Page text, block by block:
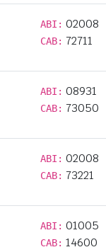
ABI: 02008
CAB: 72711
ABI: 08931
CAB: 73050
ABI: 02008
CAB: 73221
ABI: 01005
CAB: 14600